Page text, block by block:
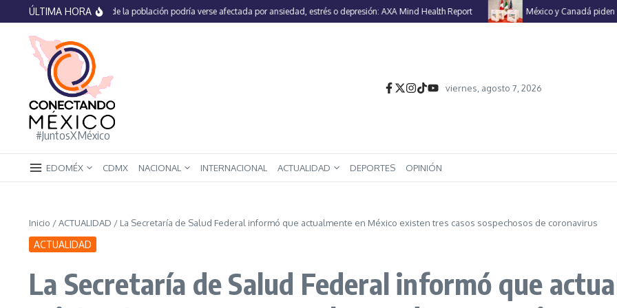
Saltar al contenido
ÚLTIMA HORA
En México 66% de la población podría verse afectada por ansiedad, estrés o depresión: AXA Mind Health Report México y Canadá piden a EU
#JuntosXMéxico
viernes, agosto 7, 2026
EDOMÉX CDMX NACIONAL INTERNACIONAL ACTUALIDAD DEPORTES OPINIÓN
Inicio /ACTUALIDAD / La Secretaría de Salud Federal informó que actualmente en México existen tres casos sospechosos de coronavirus
ACTUALIDAD
La Secretaría de Salud Federal informó que